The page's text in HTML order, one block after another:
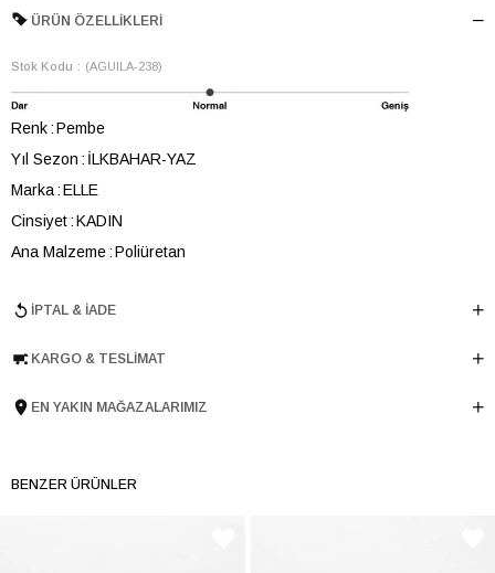
ÜRÜN ÖZELLIKLERI
Stok Kodu (AGUILA-238)
Renk Pembe
Yıl Sezon
İLKBAHAR-YAZ
Marka ELLE
Cinsiyet KADIN
Ana Malzeme Poliüretan
Topuk Boyu 4 cm
Taban Yüksekliği 4 cm
İPTAL & İADE
KARGO & TESLIMAT
EN YAKIN MAĞAZALARIMIZ
BENZER ÜRÜNLER